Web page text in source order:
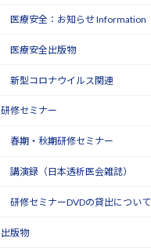
医療安全：お知らせ Information
医療安全出版物
新型コロナウイルス関連
研修セミナー
春期・秋期研修セミナー
講演録（日本透析医会雑誌）
研修セミナーDVDの貸出について
出版物